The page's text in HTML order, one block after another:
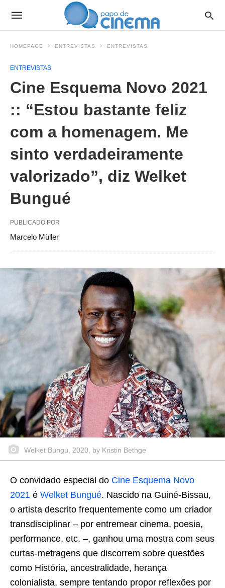
HOMEPAGE ENTREVISTAS ENTREVISTAS
ENTREVISTAS
Cine Esquema Novo 2021
:: “Estou bastante feliz
com a homenagem. Me
sinto verdadeiramente
valorizado”, diz Welket
Bungué
PUBLICADO POR
Marcelo Müller
Welket Bungu, 2020, by Kristin Bethge
O convidado especial do Cine Esquema Novo
2021 é Welket Bungué. Nascido na Guiné-Bissau,
o artista descrito frequentemente como um criador
transdisciplinar – por entremear cinema, poesia,
performance, etc. –, ganhou uma mostra com seus
curtas-metragens que discorrem sobre questões
como História, ancestralidade, herança
colonialista, sempre tentando propor reflexões por